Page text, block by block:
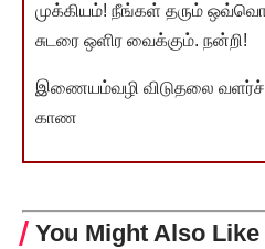
முக்கியம்! நீங்கள் தரும்
சுடரை ஒளிர வைக்கும். நன்றி!
இணையம்வழி விடுதலை
காண
You Might Also Like